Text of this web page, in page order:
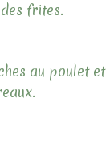
frites.
au poulet et